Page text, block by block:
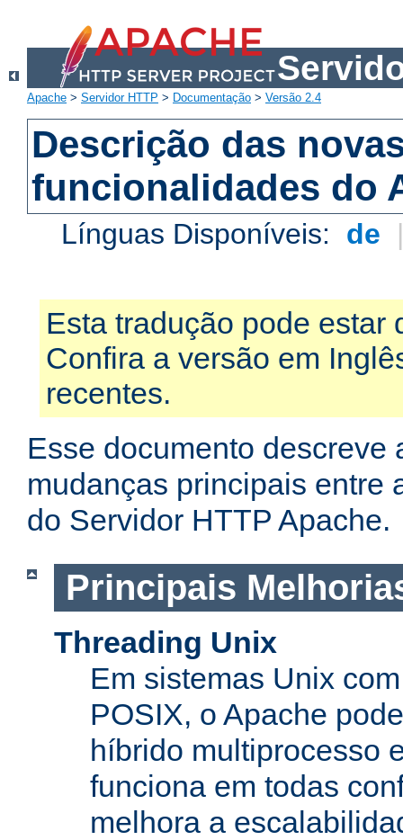
Apache > Servidor HTTP > Documentação > Versão 2.4
Descrição das
funcionalidades do
Línguas Disponíveis: de
Esta tradução pode estar
Confira a versão em
recentes.
Esse documento descreve
mudanças principais entre
do Servidor HTTP Apache.
Principais
Threading Unix
Em sistemas Unix
POSIX, o Apache
híbrido multiprocesso
funciona em todas
melhora a